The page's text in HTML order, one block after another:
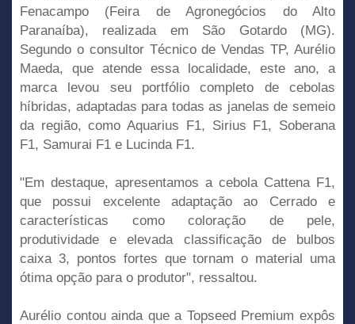
Fenacampo (Feira de Agronegócios do Alto
Paranaíba), realizada em São Gotardo (MG).
Segundo o consultor Técnico de Vendas TP, Aurélio
Maeda, que atende essa localidade, este ano, a
marca levou seu portfólio completo de cebolas
híbridas, adaptadas para todas as janelas de semeio
da região, como Aquarius F1, Sirius F1, Soberana
F1, Samurai F1 e Lucinda F1.
"Em destaque, apresentamos a cebola Cattena F1,
que possui excelente adaptação ao Cerrado e
características como coloração de pele,
produtividade e elevada classificação de bulbos
caixa 3, pontos fortes que tornam o material uma
ótima opção para o produtor", ressaltou.
Aurélio contou ainda que a Topseed Premium expôs